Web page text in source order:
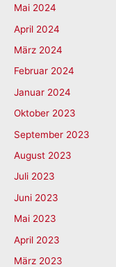
Mai 2024
April 2024
März 2024
Februar 2024
Januar 2024
Oktober 2023
September 2023
August 2023
Juli 2023
Juni 2023
Mai 2023
April 2023
März 2023